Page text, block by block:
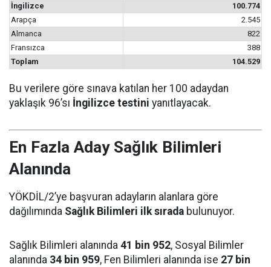
İngilizce
100.774
Arapça
2.545
Almanca
822
Fransızca
388
Toplam
104.529
Bu verilere göre sınava katılan her 100 adaydan
yaklaşık 96’sı İngilizce testini yanıtlayacak.
En Fazla Aday Sağlık Bilimleri
Alanında
YÖKDİL/2’ye başvuran adayların alanlara göre
dağılımında Sağlık Bilimleri ilk sırada bulunuyor.
Sağlık Bilimleri alanında 41 bin 952, Sosyal Bilimler
alanında 34 bin 959, Fen Bilimleri alanında ise 27 bin